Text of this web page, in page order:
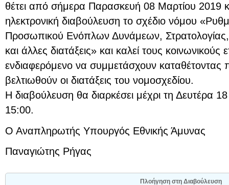
θέτει από σήμερα Παρασκευή 08 Μαρτίου 2019
ηλεκτρονική διαβούλευση το σχέδιο νόμου
Προσωπικού Ενόπλων Δυνάμεων, Στρατολογίας,
και άλλες διατάξεις» και καλεί τους κοινωνικούς
ενδιαφερόμενο να συμμετάσχουν καταθέτοντας
βελτιωθούν οι διατάξεις του νομοσχεδίου.
Η διαβούλευση θα διαρκέσει μέχρι τη Δευτέρα
15:00.
Ο Αναπληρωτής Υπουργός Εθνικής Άμυνας
Παναγιώτης Ρήγας
Πλοήγηση στη Διαβούλευση